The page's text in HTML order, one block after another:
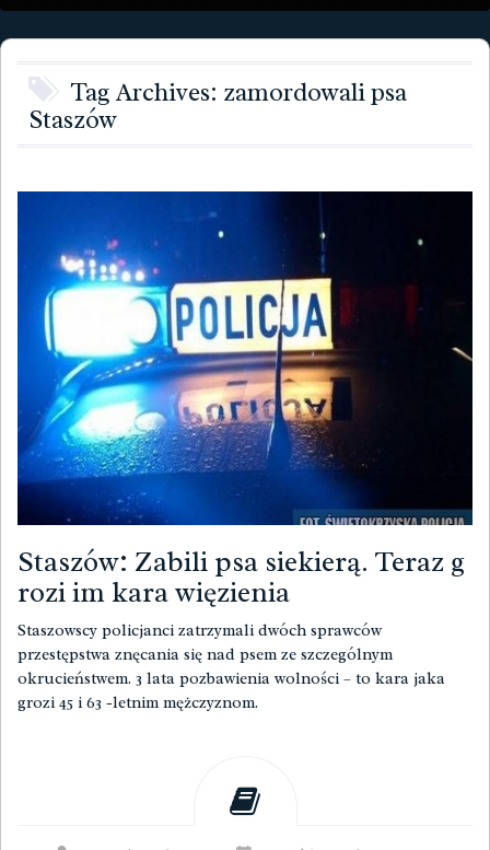
Tag Archives: zamordowali psa
Staszów
Staszów: Zabili psa siekierą. Teraz g
rozi im kara więzienia
Staszowscy policjanci zatrzymali dwóch sprawców
przestępstwa znęcania się nad psem ze szczególnym
okrucieństwem. 3 lata pozbawienia wolności – to kara jaka
grozi 45 i 63 -letnim mężczyznom.